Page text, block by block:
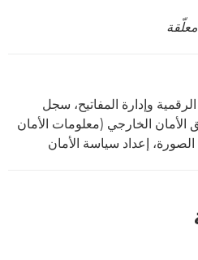
وإدارة المفاتيح، سجل
الأمان الخارجي (معلومات الأمان
إعداد سياسة الأمان